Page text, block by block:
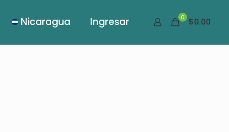
Nicaragua Ingresar 0 $0.00